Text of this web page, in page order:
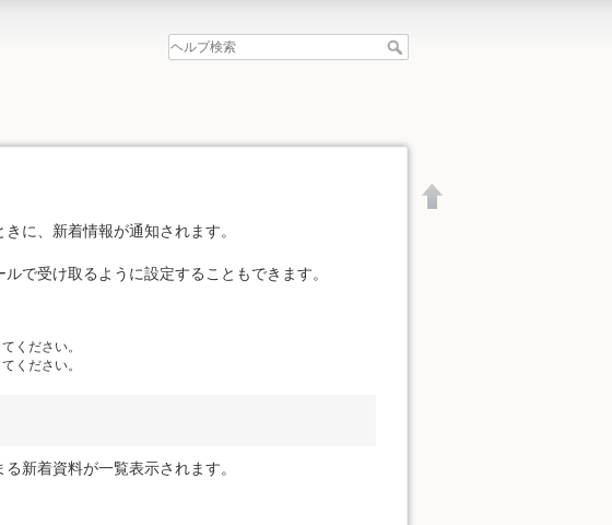
に、新着情報が通知されます。
で受け取るように設定することもできます。
ください。
ください。
新着資料が一覧表示されます。